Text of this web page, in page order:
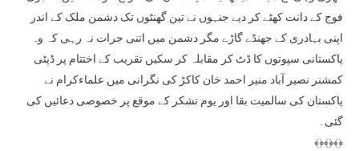
فوج کے دانت کھٹے کر دیے جنہوں نے تین گھنٹوں تک دشمن ملک کے اندر
اپنی بہادری کے جھنڈے گاڑے مگر دشمن میں اتنی جرات نہ رہی کہ وہ
پاکستانی سپوتوں کا ڈٹ کر مقابلہ کر سکیں تقریب کے اختتام پر ڈپٹی
کمشنر نصیر آباد منیر احمد خان کاکڑ کی نگرانی میں علماءکرام نے
پاکستان کی سالمیت بقا اور یوم تشکر کے موقع پر خصوصی دعائیں کی
گئی۔
﴾﴿﴾﴿﴾﴿